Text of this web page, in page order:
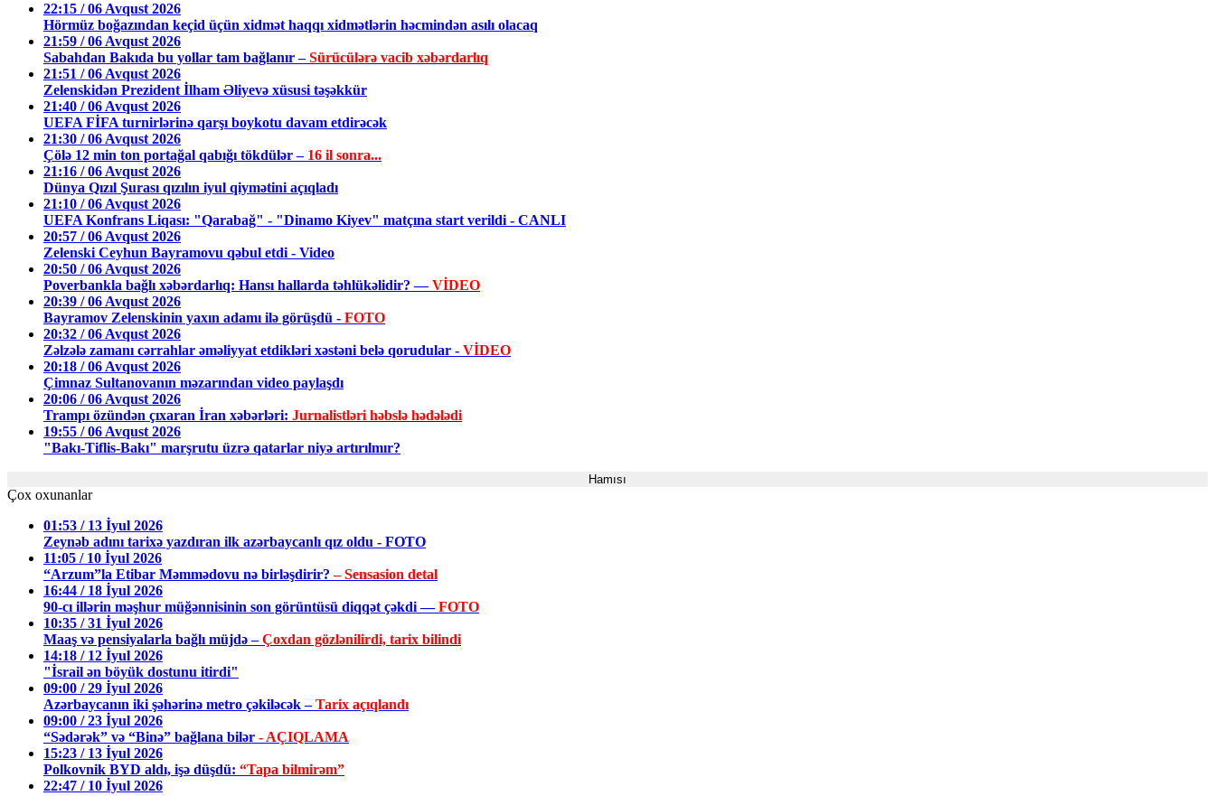
22:15 / 06 Avqust 2026
Hörmüz boğazından keçid üçün xidmət haqqı xidmətlərin həcmindən asılı olacaq
21:59 / 06 Avqust 2026
Sabahdan Bakıda bu yollar tam bağlanır –Sürücülərə vacib xəbərdarlıq
21:51 / 06 Avqust 2026
Zelenskidən Prezident İlham Əliyevə xüsusi təşəkkür
21:40 / 06 Avqust 2026
UEFA FİFA turnirlərinə qarşı boykotu davam etdirəcək
21:30 / 06 Avqust 2026
Çölə 12 min ton portağal qabığı tökdülər – 16 il sonra...
21:16 / 06 Avqust 2026
Dünya Qızıl Şurası qızılın iyul qiymətini açıqladı
21:10 / 06 Avqust 2026
UEFA Konfrans Liqası: "Qarabağ" - "Dinamo Kiyev" matçına start verildi - CANLI
20:57 / 06 Avqust 2026
Zelenski Ceyhun Bayramovu qəbul etdi - Video
20:50 / 06 Avqust 2026
Poverbankla bağlı xəbərdarlıq: Hansı hallarda təhlükəlidir? —VİDEO
20:39 / 06 Avqust 2026
Bayramov Zelenskinin yaxın adamı ilə görüşdü - FOTO
20:32 / 06 Avqust 2026
Zəlzələ zamanı cərrahlar əməliyyat etdikləri xəstəni belə qorudular - VİDEO
20:18 / 06 Avqust 2026
Çimnaz Sultanovanın məzarından video paylaşdı
20:06 / 06 Avqust 2026
Trampı özündən çıxaran İran xəbərləri: Jurnalistləri həbslə hədələdi
19:55 / 06 Avqust 2026
"Bakı-Tiflis-Bakı" marşrutu üzrə qatarlar niyə artırılmır?
Hamısı
Çox oxunanlar
01:53 / 13 İyul 2026
Zeynəb adını tarixə yazdıran ilk azərbaycanlı qız oldu - FOTO
11:05 / 10 İyul 2026
“Arzum”la Etibar Məmmədovu nə birləşdirir?– Sensasion detal
16:44 / 18 İyul 2026
90-cı illərin məşhur müğənnisinin son görüntüsü diqqət çəkdi —FOTO
10:35 / 31 İyul 2026
Maaş və pensiyalarla bağlı müjdə –Çoxdan gözlənilirdi, tarix bilindi
14:18 / 12 İyul 2026
"İsrail ən böyük dostunu itirdi"
09:00 / 29 İyul 2026
Azərbaycanın iki şəhərinə metro çəkiləcək –Tarix açıqlandı
09:00 / 23 İyul 2026
“Sədərək” və “Binə” bağlana bilər - AÇIQLAMA
15:23 / 13 İyul 2026
Polkovnik BYD aldı, işə düşdü: “Tapa bilmirəm”
22:47 / 10 İyul 2026